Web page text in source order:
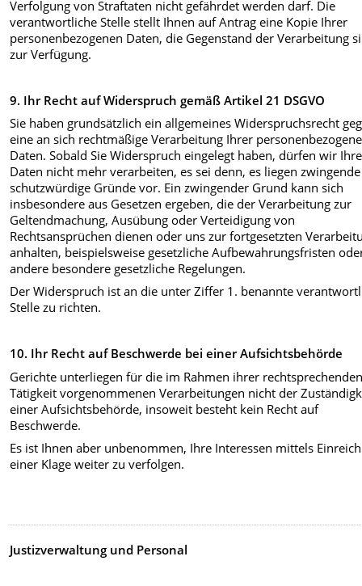
Verfolgung von Straftaten nicht gefährdet werden darf. Die
verantwortliche Stelle stellt Ihnen auf Antrag eine Kopie Ihrer
personenbezogenen Daten, die Gegenstand der Verarbeitung
zur Verfügung.
9. Ihr Recht auf Widerspruch gemäß Artikel 21 DSGVO
Sie haben grundsätzlich ein allgemeines Widerspruchsrecht
eine an sich rechtmäßige Verarbeitung Ihrer
Daten. Sobald Sie Widerspruch eingelegt haben, dürfen wir Ihre
Daten nicht mehr verarbeiten, es sei denn, es liegen zwingende
schutzwürdige Gründe vor. Ein zwingender Grund kann sich
insbesondere aus Gesetzen ergeben, die der Verarbeitung zur
Geltendmachung, Ausübung oder Verteidigung von
Rechtsansprüchen dienen oder uns zur fortgesetzten
anhalten, beispielsweise gesetzliche Aufbewahrungsfristen
andere besondere gesetzliche Regelungen.
Der Widerspruch ist an die unter Ziffer 1. benannte
Stelle zu richten.
10. Ihr Recht auf Beschwerde bei einer Aufsichtsbehörde
Gerichte unterliegen für die im Rahmen ihrer
Tätigkeit vorgenommenen Verarbeitungen nicht der
einer Aufsichtsbehörde, insoweit besteht kein Recht auf
Beschwerde.
Es ist Ihnen aber unbenommen, Ihre Interessen mittels
einer Klage weiter zu verfolgen.
Justizverwaltung und Personal